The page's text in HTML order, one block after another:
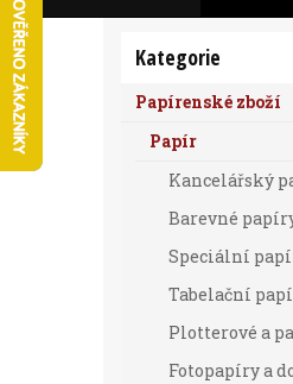
Kategorie
Papírenské zboží
Papír
Kancelářský
Barevné
Speciální
Tabelační
Plotterové a
Fotopapíry a